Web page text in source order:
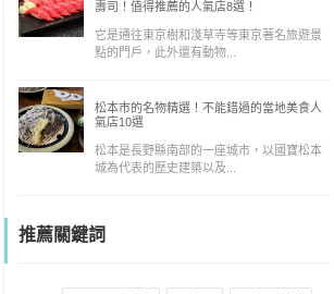
壽司！值得推薦的人氣店8選！
它是通往東京樹和淺草寺等東京著名旅遊景
點的門戶，此外還有動物...
松本市的名物精選！不能錯過的當地美食人
氣店10選
松本是長野縣南部的一座城市，以國寶松本
城為代表的歷史建築以及...
推薦關鍵詞